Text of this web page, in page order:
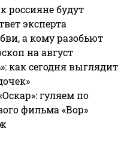
россияне будут
эксперта
а кому разобьют
на август
как сегодня выглядит
гуляем по
фильма «Вор»